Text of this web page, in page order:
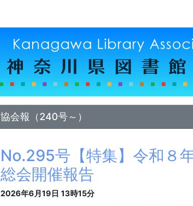
協会報（240号～）
No.295号【特集】令和８
総会開催報告
2026年6月19日 13時15分